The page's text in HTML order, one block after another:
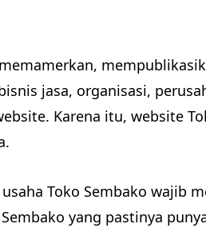
jasa, organisasi,
Karena itu, website
Toko Sembako wajib
yang pastinya